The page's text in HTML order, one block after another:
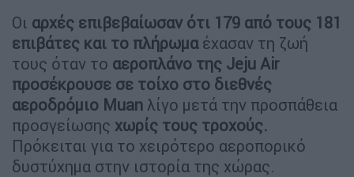
Οι αρχές επιβεβαίωσαν ότι 179 από τους 181
επιβάτες και το πλήρωμαέχασαν τη ζωή
τους όταν το αεροπλάνο της Jeju Air
προσέκρουσε σε τοίχο στο διεθνές
αεροδρόμιο Muan λίγο μετά την προσπάθεια
προσγείωσης χωρίς τους τροχούς.
Πρόκειται για το χειρότερο αεροπορικό
δυστύχημα στην ιστορία της χώρας.